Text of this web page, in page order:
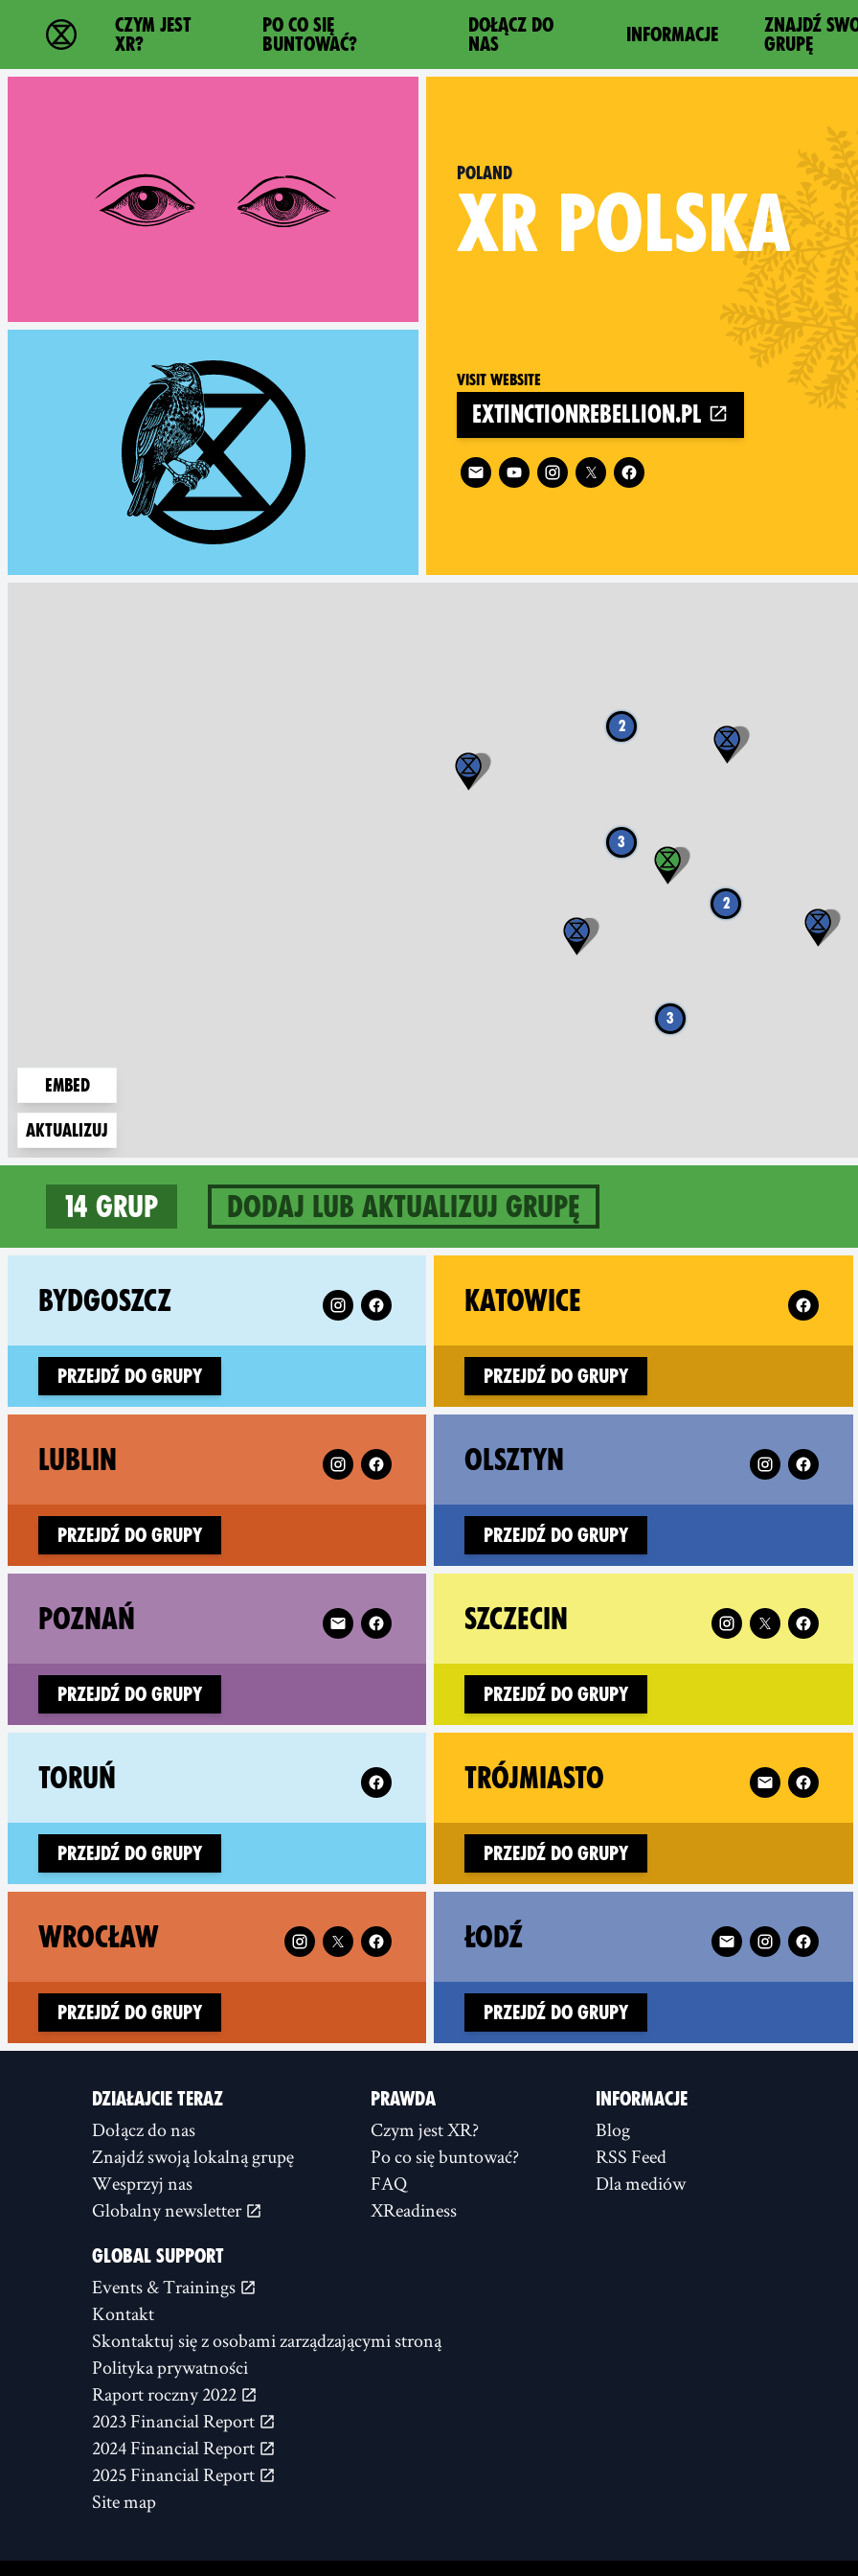
Extinction Rebellion - Home
CZYM JEST
XR?
PO CO SIĘ
BUNTOWAĆ?
DOŁĄCZ DO
NAS
INFORMACJE
ZNAJDŹ
GRUPĘ
Poland
XR POLSKA
Visit website
extinctionrebellion.pl
Follow XR Poland on
2
3
2
3
Embed
Aktualizuj
14 grup Dodaj lub aktualizuj grupę
14 groups in Poland
BYDGOSZCZ Follow XR Bydgoszcz on
Przejdź do grupy
KATOWICE Follow
Przejdź do grupy
LUBLIN Follow XR Lublin on
Przejdź do grupy
OLSZTYN Follow XR
Przejdź do grupy
POZNAŃ Follow XR Poznań on
Przejdź do grupy
SZCZECIN Follow XR Szczecin on
Przejdź do grupy
TORUŃ Follow XR Toruń on
Przejdź do grupy
TRÓJMIASTO Follow XR
Przejdź do grupy
WROCŁAW Follow XR Wrocław on
Przejdź do grupy
ŁODŹ Follow XR Łodź on
Przejdź do grupy
DZIAŁAJCIE TERAZ
Dołącz do nas
Znajdź swoją lokalną grupę
Wesprzyj nas
Globalny newsletter
PRAWDA
Czym jest XR?
Po co się buntować?
FAQ
XReadiness
INFORMACJE
Blog
RSS Feed
Dla mediów
GLOBAL SUPPORT
Events & Trainings
Kontakt
Skontaktuj się z osobami zarządzającymi stroną
Polityka prywatności
Raport roczny 2022
2023 Financial Report
2024 Financial Report
2025 Financial Report
Site map